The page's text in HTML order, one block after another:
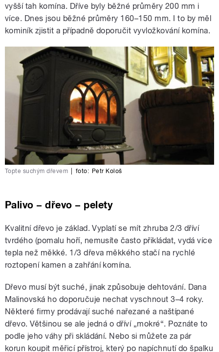
vyšší tah komína. Dříve byly běžné průměry 200 mm i
více. Dnes jsou běžné průměry 160–150 mm. I to by měl
kominík zjistit a případně doporučit vyvložkování komína.
Topte suchým dřevem foto: Petr Kološ
Palivo – dřevo – pelety
Kvalitní dřevo je základ. Vyplatí se mít zhruba 2/3 dříví
tvrdého (pomalu hoří, nemusíte často přikládat, vydá více
tepla než měkké. 1/3 dřeva měkkého stačí na rychlé
roztopení kamen a zahřání komína.
Dřevo musí být suché, jinak způsobuje dehtování. Dana
Malinovská ho doporučuje nechat vyschnout 3–4 roky.
Některé firmy prodávají suché nařezané a naštípané
dřevo. Většinou se ale jedná o dříví „mokré“. Poznáte to
podle jeho váhy při skládání. Nebo si můžete za pár
korun koupit měřicí přístroj, který po napíchnutí do špalku